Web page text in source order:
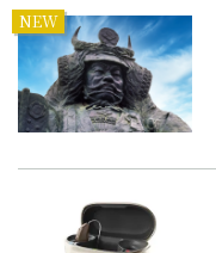
NEW